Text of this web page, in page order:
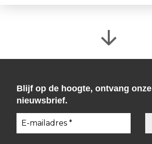
Blijf op de hoogte, ontvang onze
nieuwsbrief.